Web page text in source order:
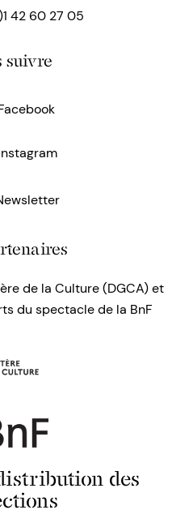
42 60 27 05
suivre
de la Culture (DGCA) et
du spectacle de la BnF
des